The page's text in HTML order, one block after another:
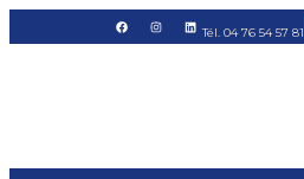
Tél. 04 76 54 57 81